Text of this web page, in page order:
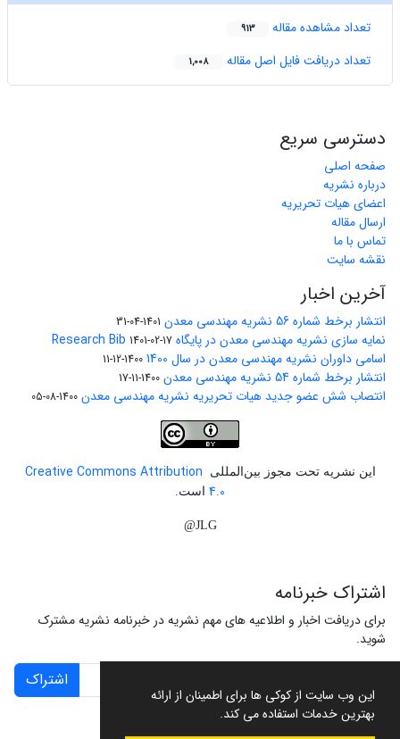
این وب سایت از کوکی ها برای اطمینان از ارائه
بهترین خدمات استفاده می کند.
تعداد مشاهده مقاله 913
تعداد دریافت فایل اصل مقاله 1,008
دسترسی سریع
صفحه اصلی
درباره نشریه
اعضای هیات تحریریه
ارسال مقاله
تماس با ما
نقشه سایت
آخرین اخبار
انتشار برخط شماره 56 نشریه مهندسی معدن 1401-04-31
نمایه سازی نشریه مهندسی معدن در پایگاه Research Bib 1401-02-17
اسامی داوران نشریه مهندسی معدن در سال 1400 1400-12-11
انتشار برخط شماره 54 نشریه مهندسی معدن 1400-11-17
انتصاب شش عضو جدید هیات تحریریه نشریه مهندسی معدن 1400-08-05
این نشریه تحت مجوز بین‌المللی
Creative Commons Attribution
4.0 است.
JLG@
اشتراک خبرنامه
برای دریافت اخبار و اطلاعیه های مهم نشریه در خبرنامه نشریه مشترک
شوید.
اشتراک